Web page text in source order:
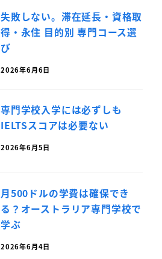
失敗しない。滞在延長・資格取
得・永住 目的別 専門コース選
び
2026年6月6日
専門学校入学には必ずしも
IELTSスコアは必要ない
2026年6月5日
月500ドルの学費は確保でき
る？オーストラリア専門学校で
学ぶ
2026年6月4日